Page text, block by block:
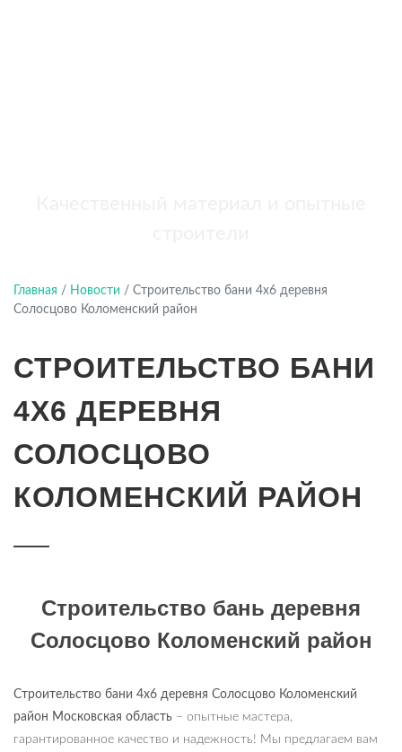
Главная / Новости / Строительство бани 4х6 деревня
Солосцово Коломенский район
СТРОИТЕЛЬСТВО БАНИ
4Х6 ДЕРЕВНЯ
СОЛОСЦОВО
КОЛОМЕНСКИЙ РАЙОН
Строительство бань деревня
Солосцово Коломенский район
Строительство бани 4х6 деревня Солосцово Коломенский
район Московская область – опытные мастера,
гарантированное качество и надежность! Мы предлагаем вам